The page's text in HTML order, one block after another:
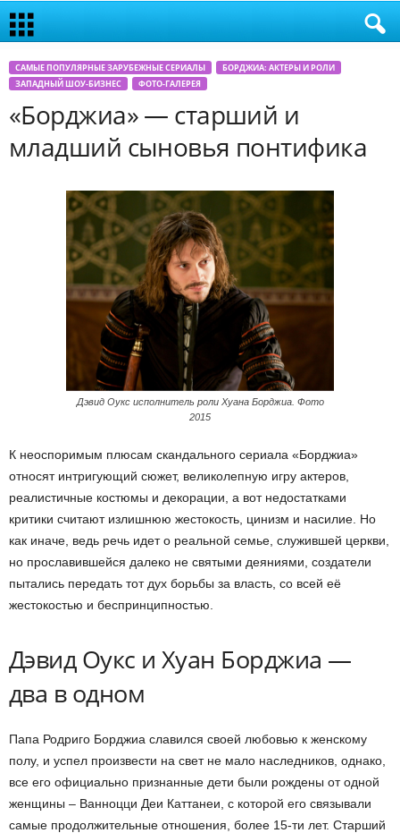
САМЫЕ ПОПУЛЯРНЫЕ ЗАРУБЕЖНЫЕ СЕРИАЛЫ
БОРДЖИА: АКТЕРЫ И РОЛИ
ЗАПАДНЫЙ ШОУ-БИЗНЕС
ФОТО-ГАЛЕРЕЯ
«Борджиа» — старший и
младший сыновья понтифика
Дэвид Оукс исполнитель роли Хуана Борджиа. Фото
2015
К неоспоримым плюсам скандального сериала «Борджиа»
относят интригующий сюжет, великолепную игру актеров,
реалистичные костюмы и декорации, а вот недостатками
критики считают излишнюю жестокость, цинизм и насилие. Но
как иначе, ведь речь идет о реальной семье, служившей церкви,
но прославившейся далеко не святыми деяниями, создатели
пытались передать тот дух борьбы за власть, со всей её
жестокостью и беспринципностью.
Дэвид Оукс и Хуан Борджиа —
два в одном
Папа Родриго Борджиа славился своей любовью к женскому
полу, и успел произвести на свет не мало наследников, однако,
все его официально признанные дети были рождены от одной
женщины – Ванноцци Деи Каттанеи, с которой его связывали
самые продолжительные отношения, более 15-ти лет. Старший